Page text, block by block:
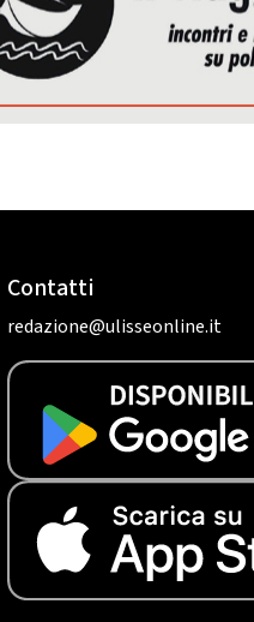
Contatti
redazione@ulisseonline.it